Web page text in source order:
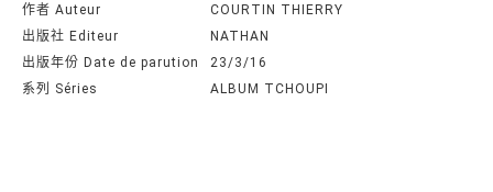
作者 Auteur
COURTIN THIERRY
出版社 Editeur
NATHAN
出版年份 Date de parution
23/3/16
系列 Séries
ALBUM TCHOUPI